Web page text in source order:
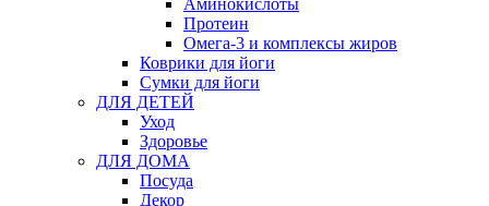
Аминокислоты
Протеин
Омега-3 и комплексы жиров
Коврики для йоги
Сумки для йоги
ДЛЯ ДЕТЕЙ
Уход
Здоровье
ДЛЯ ДОМА
Посуда
Декор